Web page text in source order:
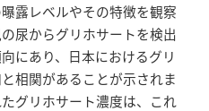
露レベルやその特徴を観察
尿からグリホサートを検出
にあり、日本におけるグリ
相関があることが示されま
グリホサート濃度は、これ